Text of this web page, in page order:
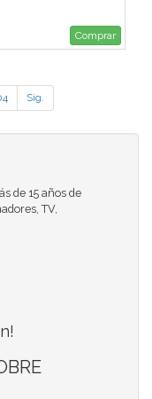
Comprar
Sig.
de 15 años de
TV,